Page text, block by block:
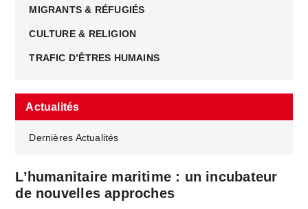
MIGRANTS & RÉFUGIÉS
CULTURE & RELIGION
TRAFIC D’ÊTRES HUMAINS
Actualités
Dernières Actualités
L’humanitaire maritime : un incubateur
de nouvelles approches